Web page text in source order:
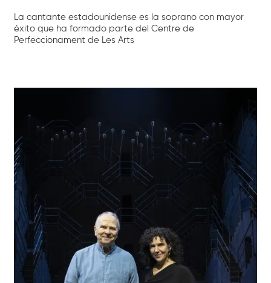
La cantante estadounidense es la soprano con mayor
éxito que ha formado parte del Centre de
Perfeccionament de Les Arts